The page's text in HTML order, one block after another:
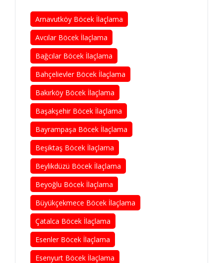
Arnavutköy Böcek İlaçlama
Avcılar Böcek İlaçlama
Bağcılar Böcek İlaçlama
Bahçelievler Böcek İlaçlama
Bakırköy Böcek İlaçlama
Başakşehir Böcek İlaçlama
Bayrampaşa Böcek İlaçlama
Beşiktaş Böcek İlaçlama
Beylikdüzü Böcek İlaçlama
Beyoğlu Böcek İlaçlama
Büyükçekmece Böcek İlaçlama
Çatalca Böcek İlaçlama
Esenler Böcek İlaçlama
Esenyurt Böcek İlaçlama